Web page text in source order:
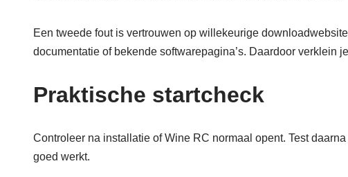
Een tweede fout is vertrouwen op willekeurige
documentatie of bekende softwarepagina’s. Daardoor verklein
Praktische startcheck
Controleer na installatie of Wine RC normaal opent. Test
goed werkt.